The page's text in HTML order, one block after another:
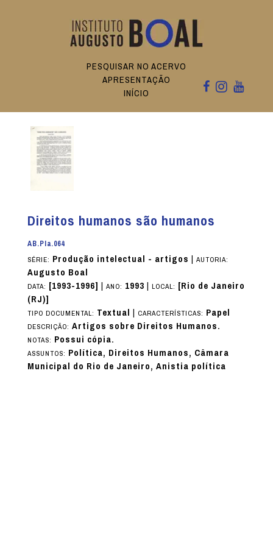
PESQUISAR NO ACERVO
APRESENTAÇÃO
INÍCIO
Direitos humanos são humanos
AB.PIa.064
SÉRIE: Produção intelectual - artigos | AUTORIA:
Augusto Boal
DATA: [1993-1996] | ANO: 1993| LOCAL: [Rio de Janeiro
(RJ)]
TIPO DOCUMENTAL: Textual | CARACTERÍSTICAS: Papel
DESCRIÇÃO: Artigos sobre Direitos Humanos.
NOTAS: Possui cópia.
ASSUNTOS: Política, Direitos Humanos, Câmara
Municipal do Rio de Janeiro, Anistia política